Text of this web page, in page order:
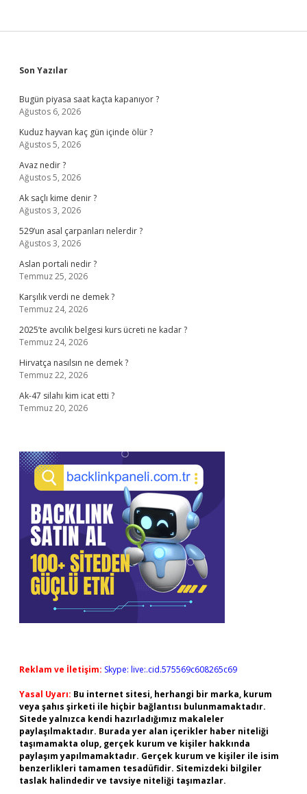
Sidebar
Son Yazılar
Bugün piyasa saat kaçta kapanıyor ?
Ağustos 6, 2026
Kuduz hayvan kaç gün içinde ölür ?
Ağustos 5, 2026
Avaz nedir ?
Ağustos 5, 2026
Ak saçlı kime denir ?
Ağustos 3, 2026
529’un asal çarpanları nelerdir ?
Ağustos 3, 2026
Aslan portali nedir ?
Temmuz 25, 2026
Karşılık verdi ne demek ?
Temmuz 24, 2026
2025’te avcılık belgesi kurs ücreti ne kadar ?
Temmuz 24, 2026
Hirvatça nasılsın ne demek ?
Temmuz 22, 2026
Ak-47 silahı kim icat etti ?
Temmuz 20, 2026
Reklam ve İletişim: Skype: live:.cid.575569c608265c69
Yasal Uyarı: Bu internet sitesi, herhangi bir marka, kurum
veya şahıs şirketi ile hiçbir bağlantısı bulunmamaktadır.
Sitede yalnızca kendi hazırladığımız makaleler
paylaşılmaktadır. Burada yer alan içerikler haber niteliği
taşımamakta olup, gerçek kurum ve kişiler hakkında
paylaşım yapılmamaktadır. Gerçek kurum ve kişiler ile isim
benzerlikleri tamamen tesadüfidir. Sitemizdeki bilgiler
taslak halindedir ve tavsiye niteliği taşımazlar.